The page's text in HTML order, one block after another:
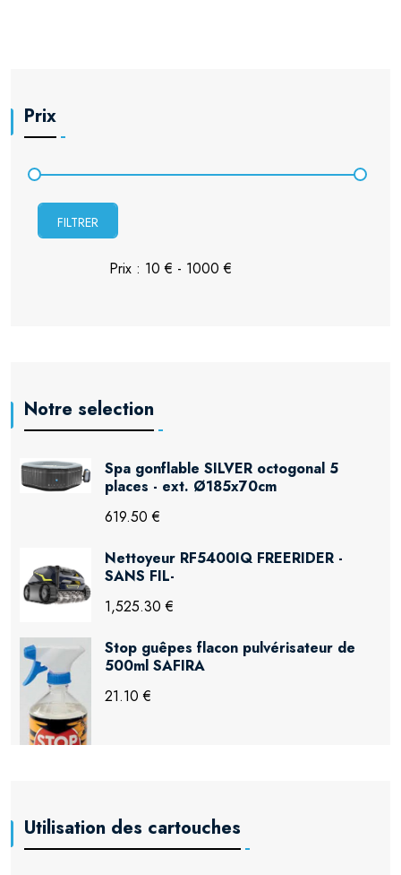
Prix
FILTRER
Notre selection
Spa gonflable SILVER octogonal 5
places - ext. Ø185x70cm
619.50 €
Nettoyeur RF5400IQ FREERIDER -
SANS FIL-
1,525.30 €
Stop guêpes flacon pulvérisateur de
500ml SAFIRA
21.10 €
Utilisation des cartouches